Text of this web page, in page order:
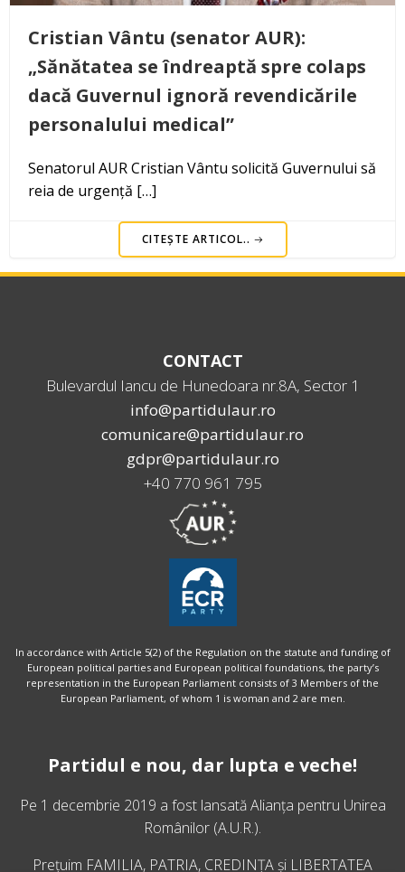
Cristian Vântu (senator AUR):
„Sănătatea se îndreaptă spre colaps
dacă Guvernul ignoră revendicările
personalului medical”
Senatorul AUR Cristian Vântu solicită Guvernului să
reia de urgență […]
CITEȘTE ARTICOL..
CONTACT
Bulevardul Iancu de Hunedoara nr.8A, Sector 1
info@partidulaur.ro
comunicare@partidulaur.ro
gdpr@partidulaur.ro
+40 770 961 795
In accordance with Article 5(2) of the Regulation on the statute and funding of
European political parties and European political foundations, the party’s
representation in the European Parliament consists of 3 Members of the
European Parliament, of whom 1 is woman and 2 are men.
Partidul e nou, dar lupta e veche!
Pe 1 decembrie 2019 a fost lansatăAlianța pentru Unirea
Românilor (A.U.R.).
Prețuim FAMILIA, PATRIA, CREDINȚA și LIBERTATEA